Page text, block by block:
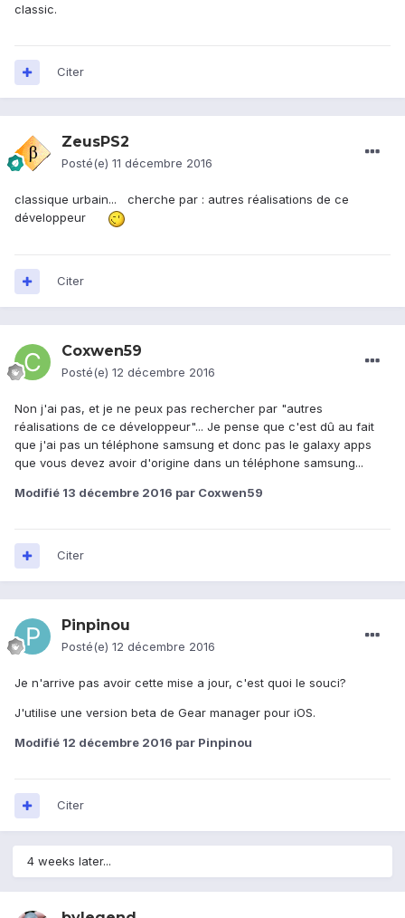
classic.
Citer
ZeusPS2
Posté(e) 11 décembre 2016
classique urbain... cherche par : autres réalisations de ce
développeur
Citer
Coxwen59
Posté(e) 12 décembre 2016
Non j'ai pas, et je ne peux pas rechercher par "autres
réalisations de ce développeur"... Je pense que c'est dû au fait
que j'ai pas un téléphone samsung et donc pas le galaxy apps
que vous devez avoir d'origine dans un téléphone samsung...
Modifié 13 décembre 2016 par Coxwen59
Citer
Pinpinou
Posté(e) 12 décembre 2016
Je n'arrive pas avoir cette mise a jour, c'est quoi le souci?
J'utilise une version beta de Gear manager pour iOS.
Modifié 12 décembre 2016 par Pinpinou
Citer
4 weeks later...